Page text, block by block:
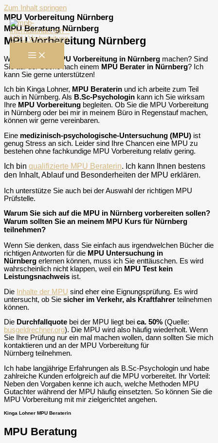
Zum Inhalt springen
MPU Vorbereitung Nürnberg
MPU Beratung Nürnberg
MPU Vorbereitung Nürnberg
Wollen Sie eine MPU Vorbereitung in Nürnberg machen? Sind
Sie auf der Suche nach einem MPU Berater in Nürnberg? Ich
kann Sie gerne unterstützen!
Ich bin Kinga Lohner, MPU Beraterin und ich arbeite zum Teil
auch in Nürnberg. Als B.Sc-Psychologin kann ich Sie wirksam
Ihre MPU Vorbereitung begleiten. Ob Sie die MPU Vorbereitung
in Nürnberg oder bei mir in meinem Büro in Regenstauf machen,
können wir gerne vereinbaren.
Eine medizinisch-psychologische-Untersuchung (MPU) ist
genug Stress an sich. Leider sind Ihre Chancen eine MPU zu
bestehen ohne fachkundige MPU Vorbereitung relativ gering.
Ich bin qualifizierte MPU Beraterin. Ich kann Ihnen bestens
den Inhalt, Ablauf und Besonderheiten der MPU erklären.
Ich unterstütze Sie auch bei der Auswahl der richtigen MPU
Prüfstelle.
Warum Sie sich auf die MPU in Nürnberg vorbereiten sollen?
Warum sollten Sie an meinem MPU Kurs für Nürnberg
teilnehmen?
Wenn Sie denken, dass Sie einfach aus irgendwelchen Bücher die
richtigen Antworten für die MPU Untersuchung in
Nürnberg erlernen können, muss ich Sie enttäuschen. Es wird
wahrscheinlich nicht klappen, weil ein MPU Test kein
Leistungsnachweis ist.
Die Inhalte der MPU sind eher eine Eignungsprüfung. Es wird
untersucht, ob Sie sicher im Verkehr, als Kraftfahrer teilnehmen
können.
Die Durchfallquote bei der MPU liegt bei ca. 50% (Quelle:
busgeldrechner.org). Die MPU wird also häufig wiederholt. Wenn
Sie Ihre Prüfung nur ein mal machen wollen, dann sollten Sie mich
kontaktieren und an der MPU Vorbereitung für
Nürnberg teilnehmen.
Ich habe langjährige Erfahrungen als B.Sc-Psychologin und habe
zahlreiche Kunden erfolgreich auf die MPU vorbereitet. Ihr Vorteil:
Neben den Vorgaben kenne ich auch, welche Methoden MPU
Gutachter während der MPU häufig einsetzten. So können Sie die
MPU Vorbereitung mit mir zielgerichtet angehen.
Kinga Lohner MPU Beraterin
MPU Beratung